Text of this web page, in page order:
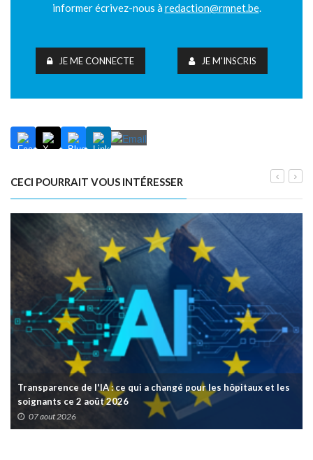
informer écrivez-nous àredaction@rmnet.be.
JE ME CONNECTE JE M'INSCRIS
CECI POURRAIT VOUS INTÉRESSER
Transparence de l'IA : ce qui a changé pour les hôpitaux et les
soignants ce 2 août 2026
07 aout 2026